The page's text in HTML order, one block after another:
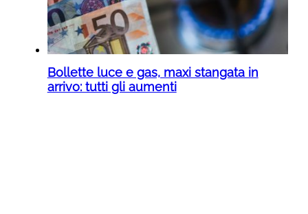
Bollette luce e gas, maxi stangata in
arrivo: tutti gli aumenti